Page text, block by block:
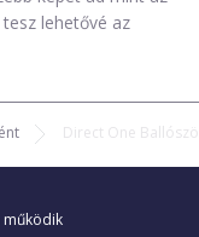
lehetővé az
Direct One
működik